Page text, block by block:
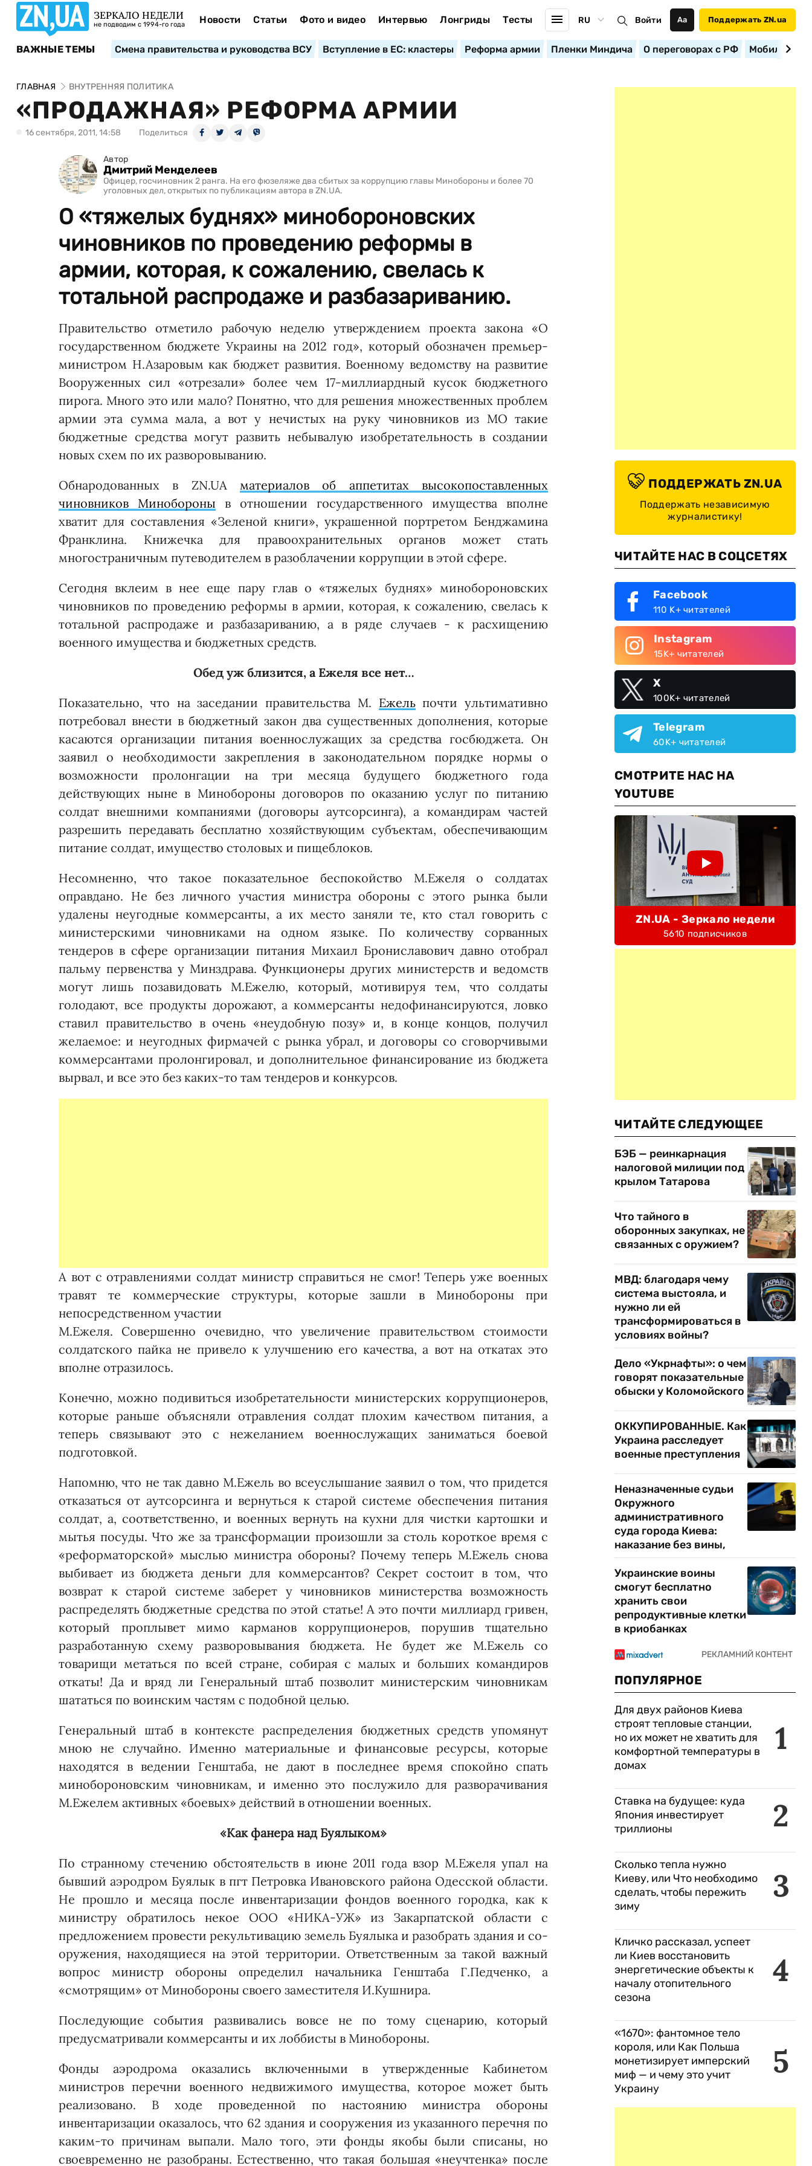
ЗЕРКАЛО НЕДЕЛИ
не подводим с 1994-го года Новости Статьи Фото и видео Интервью Лонгриды Тесты RU Войти Аа Поддержать ZN.ua
ВАЖНЫЕ ТЕМЫ Смена правительства и руководства ВСУ Вступление в ЕС: кластеры Реформа армии Пленки Миндича О переговорах с РФ
ГЛАВНАЯ ВНУТРЕННЯЯ ПОЛИТИКА
«ПРОДАЖНАЯ» РЕФОРМА АРМИИ
16 сентября, 2011, 14:58 Поделиться
Автор
Дмитрий Менделеев
Офицер, госчиновник 2 ранга. На его фюзеляже два сбитых за коррупцию главы Минобороны и более 70
уголовных дел, открытых по публикациям автора в ZN.UA.
О «тяжелых буднях» минобороновских
чиновников по проведению реформы в
армии, которая, к сожалению, свелась к
тотальной распродаже и разбазариванию.
Правительство отметило рабочую неделю утверждением проекта закона «О
государственном бюджете Украины на 2012 год», который обозначен премьер-
министром Н.Азаровым как бюджет развития. Военному ведомству на развитие
Вооруженных сил «отрезали» более чем 17-миллиардный кусок бюджетного
пирога. Много это или мало? Понятно, что для решения множественных проблем
армии эта сумма мала, а вот у нечистых на руку чиновников из МО такие
бюджетные средства могут развить небывалую изобретательность в создании
новых схем по их разворовыванию.
Обнародованных в ZN.UAматериалов об аппетитах высокопоставленных
чиновников Минобороны в отношении государственного имущества вполне
хватит для составления «Зеленой книги», украшенной портретом Бенджамина
Франклина. Книжечка для правоохранительных органов может стать
многостраничным путеводителем в разоблачении коррупции в этой сфере.
Сегодня вклеим в нее еще пару глав о «тяжелых буднях» минобороновских
чиновников по проведению реформы в армии, которая, к сожалению, свелась к
тотальной распродаже и разбазариванию, а в ряде случаев - к расхищению
военного имущества и бюджетных средств.
Обед уж близится, а Ежеля все нет…
Показательно, что на заседании правительства М. Ежельпочти ультимативно
потребовал внести в бюджетный закон два существенных дополнения, которые
касаются организации питания военнослужащих за средства госбюджета. Он
заявил о необходимости закрепления в законодательном порядке нормы о
возможности пролонгации на три месяца будущего бюджетного года
действующих ныне в Минобороны договоров по оказанию услуг по питанию
солдат внешними компаниями (договоры аутсорсинга), а командирам частей
разрешить передавать бесплатно хозяйствующим субъектам, обеспечивающим
питание солдат, имущество столовых и пищеблоков.
Несомненно, что такое показательное беспокойство М.Ежеля о солдатах
оправдано. Не без личного участия министра обороны с этого рынка были
удалены неугодные коммерсанты, а их место заняли те, кто стал говорить с
министерскими чиновниками на одном языке. По количеству сорванных
тендеров в сфере организации питания Михаил Брониславович давно отобрал
пальму первенства у Минздрава. Функционеры других министерств и ведомств
могут лишь позавидовать М.Ежелю, который, мотивируя тем, что солдаты
голодают, все продукты дорожают, а коммерсанты недофинансируются, ловко
ставил правительство в очень «неудобную позу» и, в конце концов, получил
желаемое: и неугодных фирмачей с рынка убрал, и договоры со сговорчивыми
коммерсантами пролонгировал, и дополнительное финансирование из бюджета
вырвал, и все это без каких-то там тендеров и конкурсов.
А вот с отравлениями солдат министр справиться не смог! Теперь уже военных
травят те коммерческие структуры, которые зашли в Минобороны при
непосредственном участии
М.Еже­ля. Совершенно очевидно, что увеличение правительством стоимости
солдатского пайка не привело к улучшению его качества, а вот на откатах это
вполне отразилось.
Конечно, можно подивиться изобретательности министерских коррупционеров,
которые раньше объясняли отравления солдат плохим качеством питания, а
теперь связывают это с нежеланием военнослужащих заниматься боевой
подготовкой.
Напомню, что не так давно М.Ежель во всеуслышание заявил о том, что придется
отказаться от аутсорсинга и вернуться к старой системе обеспечения питания
солдат, а, соответственно, и военных вернуть на кухни для чистки картошки и
мытья посуды. Что же за трансформации произошли за столь короткое время с
«реформаторской» мыслью министра обороны? Почему теперь М.Ежель снова
выбивает из бюджета деньги для коммерсантов? Секрет состоит в том, что
возврат к старой системе заберет у чиновников министерст­ва возможность
распределять бюджетные средства по этой статье! А это почти миллиард гривен,
который проплывет мимо карманов коррупционеров, порушив тщательно
разработанную схему разворовывания бюджета. Не будет же М.Ежель со
товарищи метаться по всей стране, собирая с малых и больших командиров
откаты! Да и вряд ли Генеральный штаб позволит министерским чиновникам
шататься по воинским частям с подобной целью.
Генеральный штаб в контекс­те распределения бюджетных средств упомянут
мною не случайно. Именно материальные и финансовые ресурсы, которые
находятся в ведении Генштаба, не дают в последнее время спокойно спать
минобороновским чиновникам, и именно это послужило для разворачивания
М.Еже­лем активных «боевых» действий в отношении военных.
«Как фанера над Буялыком»
По странному стечению обстоятельств в июне 2011 года взор М.Ежеля упал на
бывший аэродром Буялык в пгт Петровка Ивановского района Одесской области.
Не прошло и месяца пос­ле инвентаризации фондов военного городка, как к
министру обратилось некое ООО «НИКА-УЖ» из Закарпатской области с
предложением провес­ти рекультивацию земель Буя­лыка и разобрать здания и со­
оружения, находящиеся на этой территории. Ответственным за такой важный
вопрос министр обороны определил начальника Генштаба Г.Педченко, а
«смотрящим» от Минобороны своего заместителя И.Кушнира.
Последующие события развивались вовсе не по тому сценарию, который
предусматривали коммерсанты и их лоббисты в Минобороны.
Фонды аэродрома оказались включенными в утвержденные Кабинетом
министров перечни военного недвижимого имущества, которое может быть
реализовано. В ходе проведенной по настоянию министра обороны
инвентаризации оказалось, что 62 здания и сооружения из указанного перечня по
каким-то причинам выпали. Мало того, эти фонды якобы были списаны, но
своевременно не разобраны. Естественно, что такая большая «неучтенка» после
ПОДДЕРЖАТЬ ZN.UA
Поддержать независимую
журналистику!
ЧИТАЙТЕ НАС В СОЦСЕТЯХ
Facebook
110 K+ читателей
Instagram
15K+ читателей
X
100K+ читателей
Telegram
60K+ читателей
СМОТРИТЕ НАС НА
YOUTUBE
ZN.UA - Зеркало недели
5610 подписчиков
ЧИТАЙТЕ СЛЕДУЮЩЕЕ
БЭБ — реинкарнация
налоговой милиции под
крылом Татарова
Что тайного в
оборонных закупках, не
связанных с оружием?
МВД: благодаря чему
система выстояла, и
нужно ли ей
трансформироваться в
условиях войны?
Дело «Укрнафты»: о чем
говорят показательные
обыски у Коломойского
ОККУПИРОВАННЫЕ. Как
Украина расследует
военные преступления
Неназначенные судьи
Окружного
административного
суда города Киева:
наказание без вины,
Украинские воины
смогут бесплатно
хранить свои
репродуктивные клетки
в криобанках
ПОПУЛЯРНОЕ
1
Для двух районов Киева
строят тепловые станции,
но их может не хватить для
комфортной температуры в
домах
2
Ставка на будущее: куда
Япония инвестирует
триллионы
3
Сколько тепла нужно
Киеву, или Что необходимо
сделать, чтобы пережить
зиму
4
Кличко рассказал, успеет
ли Киев восстановить
энергетические объекты к
началу отопительного
сезона
5
«1670»: фантомное тело
короля, или Как Польша
монетизирует имперский
миф — и чему это учит
Украину